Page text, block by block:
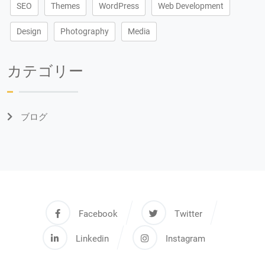
SEO Themes WordPress Web Development
Design Photography Media
カテゴリー
ブログ
Facebook Twitter
Linkedin Instagram